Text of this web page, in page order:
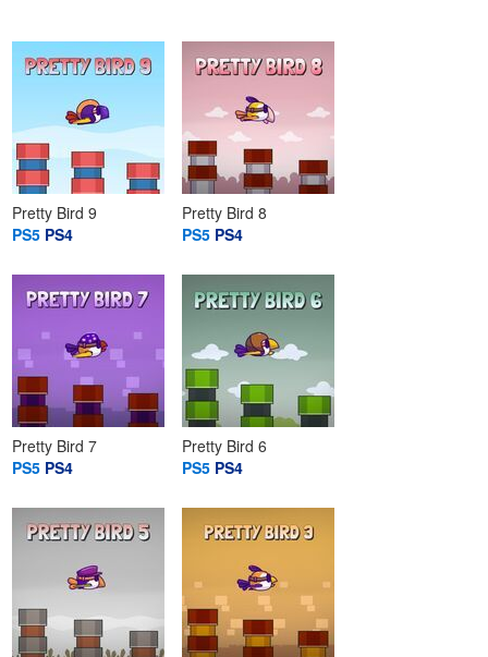
Pretty Bird 9
PS5 PS4
Pretty Bird 8
PS5 PS4
Pretty Bird 7
PS5 PS4
Pretty Bird 6
PS5 PS4